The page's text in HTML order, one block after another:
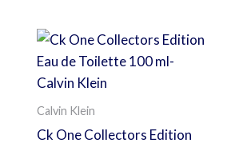
Calvin Klein
Ck One Collectors Edition